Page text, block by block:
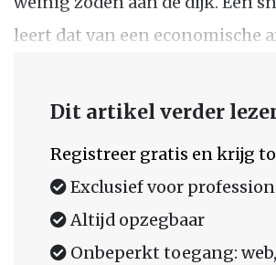
leert dat van een economische
Dit artikel verder
Registreer gratis en krijg
Exclusief voor
Altijd opzegbaar
Onbeperkt toegang: